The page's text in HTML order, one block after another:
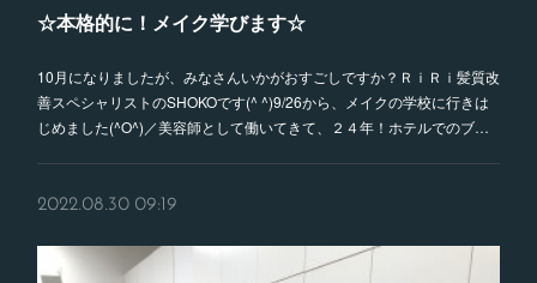
☆本格的に！メイク学びます☆
10月になりましたが、みなさんいかがおすごしですか？ＲｉＲｉ髪質改
善スペシャリストのSHOKOです(^ ^)9/26から、メイクの学校に行きは
じめました(^O^)／美容師として働いてきて、２４年！ホテルでのブ…
2022.08.30 09:19